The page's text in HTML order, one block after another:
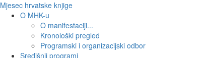
Mjesec hrvatske knjige
O MHK-u
O manifestaciji...
Kronološki pregled
Programski i organizacijski odbor
Središnji programi